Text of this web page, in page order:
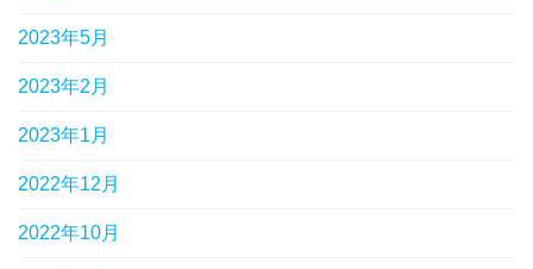
2023年5月
2023年2月
2023年1月
2022年12月
2022年10月